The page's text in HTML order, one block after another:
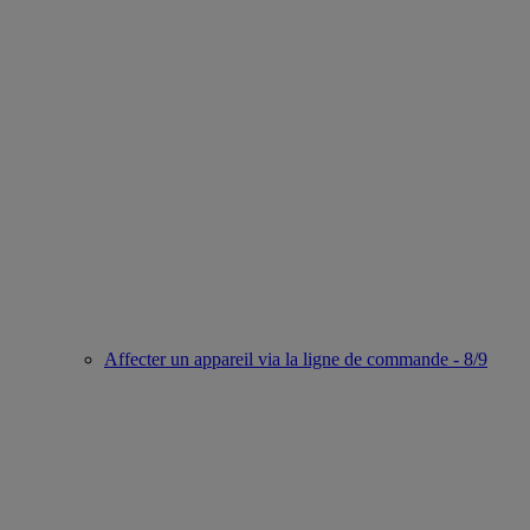
Affecter un appareil via la ligne de commande - 8/9